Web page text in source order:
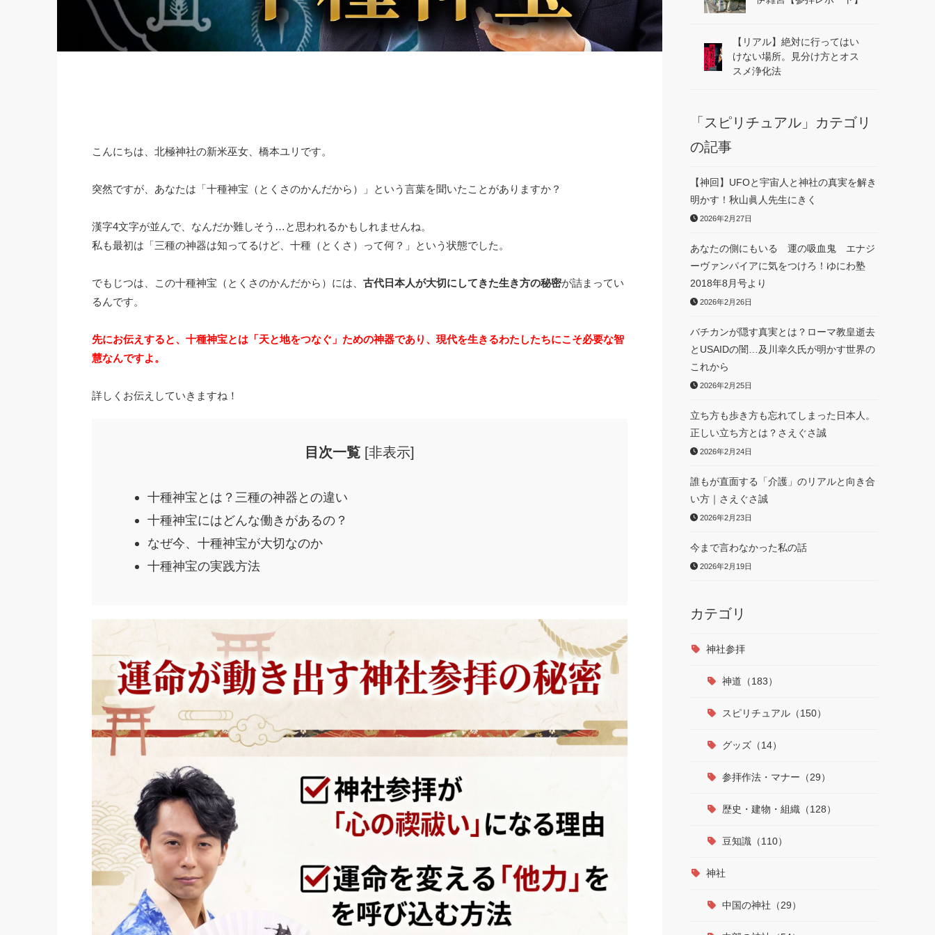
こんにちは、北極神社の新米巫女、橋本ユリです。
突然ですが、あなたは「十種神宝（とくさのかんだから）」という言葉を聞いたことがありますか？
漢字4文字が並んで、なんだか難しそう…と思われるかもしれませんね。
私も最初は「三種の神器は知ってるけど、十種（とくさ）って何？」という状態でした。
でもじつは、この十種神宝（とくさのかんだから）には、 古代日本人が大切にしてきた生き方の秘密が詰まってい
るんです。
先にお伝えすると、十種神宝とは「天と地をつなぐ」ための神器であり、現代を生きるわたしたちにこそ必要な智
慧なんですよ。
詳しくお伝えしていきますね！
目次一覧 [非表示]
十種神宝とは？三種の神器との違い
十種神宝にはどんな働きがあるの？
なぜ今、十種神宝が大切なのか
十種神宝の実践方法
【リアル】絶対に行ってはい
けない場所。見分け方とオス
スメ浄化法
「スピリチュアル」カテゴリ
の記事
【神回】UFOと宇宙人と神社の真実を解き
明かす！秋山眞人先生にきく
2026年2月27日
あなたの側にもいる 運の吸血鬼 エナジ
ーヴァンパイアに気をつけろ！ゆにわ塾
2018年8月号より
2026年2月26日
バチカンが隠す真実とは？ローマ教皇逝去
とUSAIDの闇…及川幸久氏が明かす世界の
これから
2026年2月25日
立ち方も歩き方も忘れてしまった日本人。
正しい立ち方とは？さえぐさ誠
2026年2月24日
誰もが直面する「介護」のリアルと向き合
い方｜さえぐさ誠
2026年2月23日
今まで言わなかった私の話
2026年2月19日
カテゴリ
神社参拝
神道（183）
スピリチュアル（150）
グッズ（14）
参拝作法・マナー（29）
歴史・建物・組織（128）
豆知識（110）
神社
中国の神社（29）